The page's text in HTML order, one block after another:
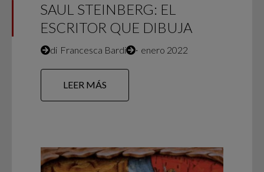
SAUL STEINBERG: EL
ESCRITOR QUE DIBUJA
di Francesca Bardi ∙ enero 2022
LEER MÁS